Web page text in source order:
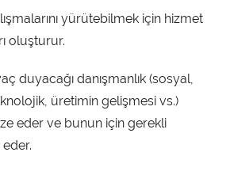
yürütebilmek için hizmet
oluşturur.
duyacağı danışmanlık (sosyal,
üretimin gelişmesi vs.)
eder ve bunun için gerekli